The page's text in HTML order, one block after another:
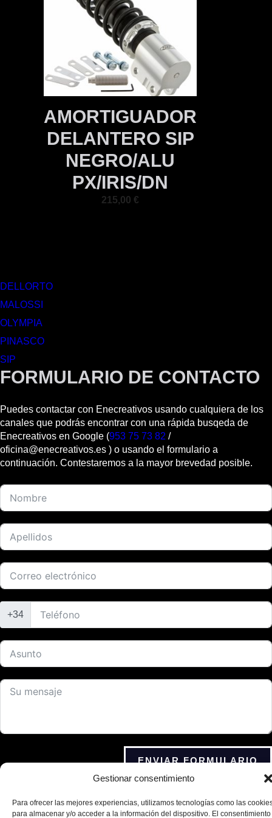
Gestionar consentimiento
Para ofrecer las mejores experiencias, utilizamos tecnologías como las
para almacenar y/o acceder a la información del dispositivo. El consentimiento
AMORTIGUADOR
DELANTERO SIP
NEGRO/ALU
PX/IRIS/DN
215,00 €
DELLORTO
MALOSSI
OLYMPIA
PINASCO
SIP
FORMULARIO DE CONTACTO
Puedes contactar con Enecreativos usando cualquiera de los
canales que podrás encontrar con una rápida busqeda de
Enecreativos en Google (953 75 73 82 /
oficina@enecreativos.es ) o usando el formulario a
continuación. Contestaremos a la mayor brevedad posible.
+34
ENVIAR FORMULARIO
C/ Agricultura 30 23400